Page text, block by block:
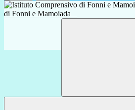
di Fonni e Mamoiada